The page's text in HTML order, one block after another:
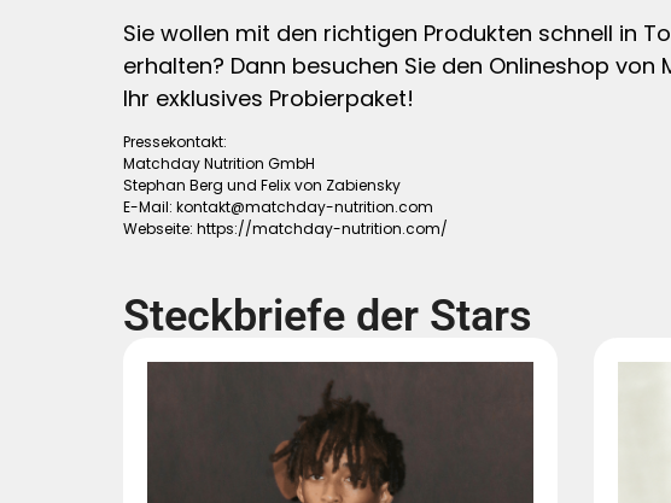
Sie wollen mit den richtigen Produkten schnell in
erhalten? Dann besuchen Sie den Onlineshop
Ihr exklusives Probierpaket!
Pressekontakt:
Matchday Nutrition GmbH
Stephan Berg und Felix von Zabiensky
E-Mail: kontakt@matchday-nutrition.com
Webseite: https://matchday-nutrition.com/
Steckbriefe der Stars